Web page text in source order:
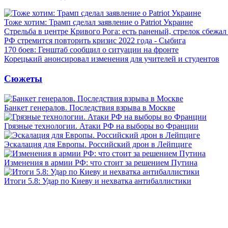
Тоже хотим: Трамп сделал заявление о Patriot Украине
Стрельба в центре Кривого Рога: есть раненый, стрелок
РФ стремится повторить кризис 2022 года - Сыбига
170 боев: Генштаб сообщил о ситуации на фронте
Корецький анонсировал изменения для учителей и студентов
Сюжеты
Банкет генералов. Последствия взрыва в Москве
Грязные технологии. Атаки РФ на выборы во Франции
Эскалация для Европы. Российский дрон в Лейпциге
Изменения в армии РФ: что стоит за решением Путина
Итоги 5.8: Удар по Киеву и нехватка антибаллистики